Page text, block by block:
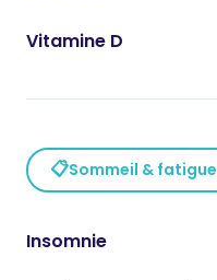
Vitamine D
📋Sommeil & fatigue
Insomnie